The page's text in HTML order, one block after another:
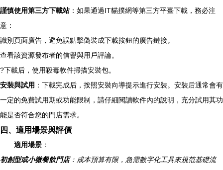
謹慎使用第三方下載站：如果通過IT貓撲網等第三方平臺下載，務必注
意：
識別頁面廣告，避免誤點擊偽裝成下載按鈕的廣告鏈接。
查看該資源發布者的信譽與用戶評論。
?下載后，使用殺毒軟件掃描安裝包。
安裝與試用 ：下載完成后，按照安裝向導提示進行安裝。安裝后通常會有
一定的免費試用期或功能限制，請仔細閱讀軟件內的說明，充分試用其功
能是否符合您的門店需求。
四、適用場景與評價
適用場景 ：
初創型或小微餐飲門店：成本預算有限，急需數字化工具來規范基礎流